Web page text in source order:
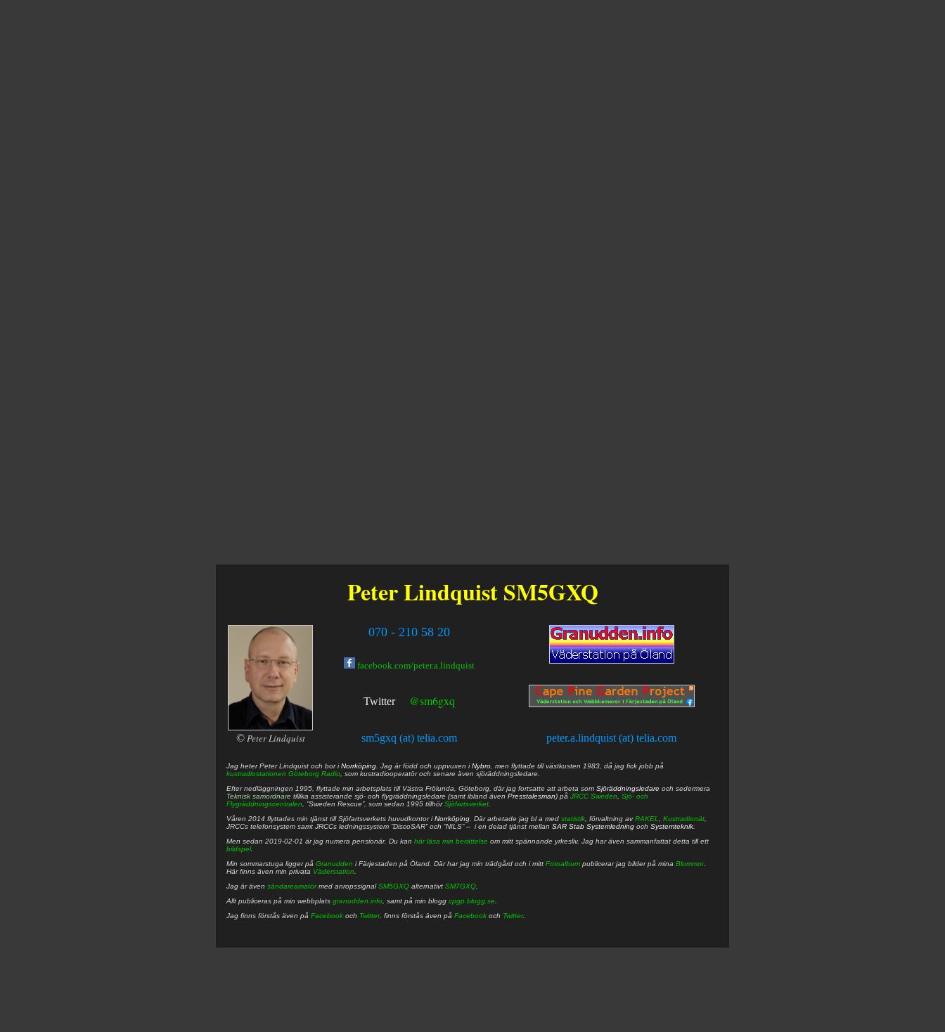
Peter Lindquist SM5GXQ
© Peter Lindquist
070 - 210 58 20
facebook.com/peter.a.lindquist
Twitter @sm6gxq
sm5gxq (at) telia.com peter.a.lindquist (at) telia.com
Jag heterPeter Lindquist och bor iNorrköping . Jag är född och uppvuxen iNybro , men flyttade till västkusten 1983, då jag fick jobb på
kustradiostationen Göteborg Radio , som kustradiooperatör och senare även sjöräddningsledare.
Efter nedläggningen 1995, flyttade min arbetsplats till Västra Frölunda, Göteborg, där jag fortsatte att arbeta som Sjöräddningsledare och sedermera
Teknisk samordnare tillika assisterande sjö- och flygräddningsledare (samt ibland även Presstalesman) på JRCC Sweden
Sjö- och
Flygräddningscentralen , ”Sweden Rescue”, som sedan 1995 tillhörSjöfartsverket
Våren 2014 flyttades min tjänst till Sjöfartsverkets huvudkontor iNorrköping . Där arbetade jag bl a med statistik , förvaltning avRAKEL Kustradionät
JRCCs telefonsystem samt JRCCs ledningssystem ”DiscoSAR” och ”NILS” – i en delad tjänst mellan SAR Stab Systemledning och Systemteknik
Men sedan 2019-02-01 är jag numera pensionär. Du kan här läsa min berättelse om mitt spännande yrkesliv. Jag har även sammanfattat detta till ett
bildspel.
Min sommarstuga ligger på Granudden i Färjestaden på Öland. Där har jag min trädgård och i mitt Fotoalbum publicerar jag bilder på mina Blommor.
Här finns även min privata Väderstation
Jag är även sändareamatörmed anropssignalSM5GXQ alternativt SM7GXQ
Allt publiceras på min webbplats granudden.info , samt på min blogg cpgp.blogg.se
Jag finns förstås även på Facebook och Twitter. finns förstås även på Facebook och Twitter.